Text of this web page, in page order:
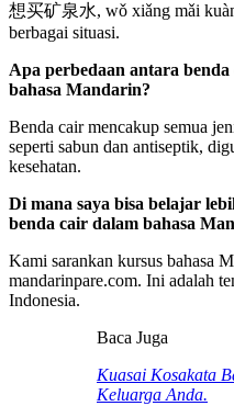
想买矿泉水, wǒ xiǎng mǎi
berbagai situasi.
Apa perbedaan antara
bahasa Mandarin?
Benda cair mencakup semua
seperti sabun dan antiseptik,
kesehatan.
Di mana saya bisa belajar
benda cair dalam bahasa
Kami sarankan kursus bahasa
mandarinpare.com. Ini adalah
Indonesia.
Baca Juga
Kuasai Kosakata
Keluarga Anda.